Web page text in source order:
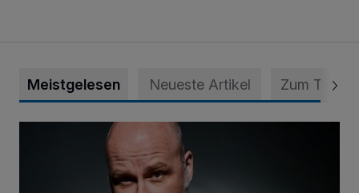
Meistgelesen Neueste Artikel Zum Thema
Literarischer Sommer mit Bestseller-Autor